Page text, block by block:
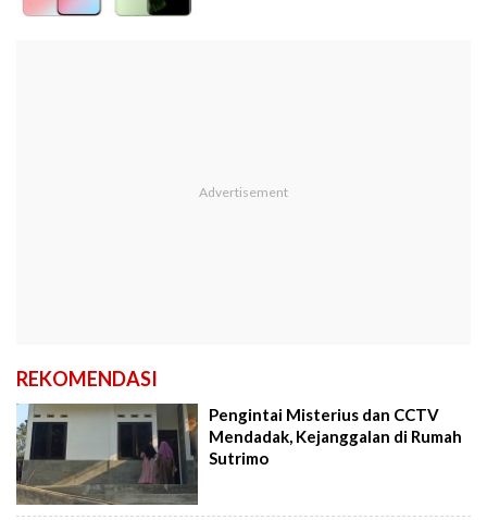
REKOMENDASI
Pengintai Misterius dan CCTV
Mendadak, Kejanggalan di Rumah
Sutrimo